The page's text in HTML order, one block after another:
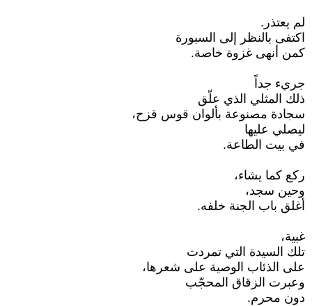
لم يعتذر.
اكتفى بالنظر إلى السبورة
كمن أنهى غزوة خاصة.
جريء جداً
ذلك المثلي الذي علّق
سجادة مصنوعة بألوان قوس قزح،
ليصلي عليها
في بيت الطاعة.
ركع كما يشاء،
وحين سجد،
أغلق باب الجنة خلفه.
غبية،
تلك السيدة التي تمردت
على الذئاب الوصية على شعرها،
وعبرت الزقاق المحجّب
دون محرم.